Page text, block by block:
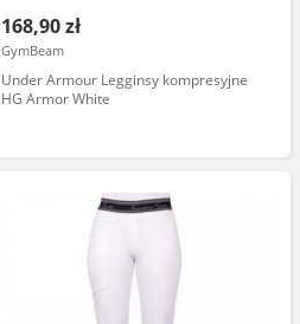
168,90 zł
GymBeam
Under Armour Legginsy kompresyjne
HG Armor White